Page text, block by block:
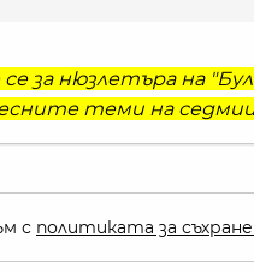
за нюзлетъра на
теми на
с политиката за